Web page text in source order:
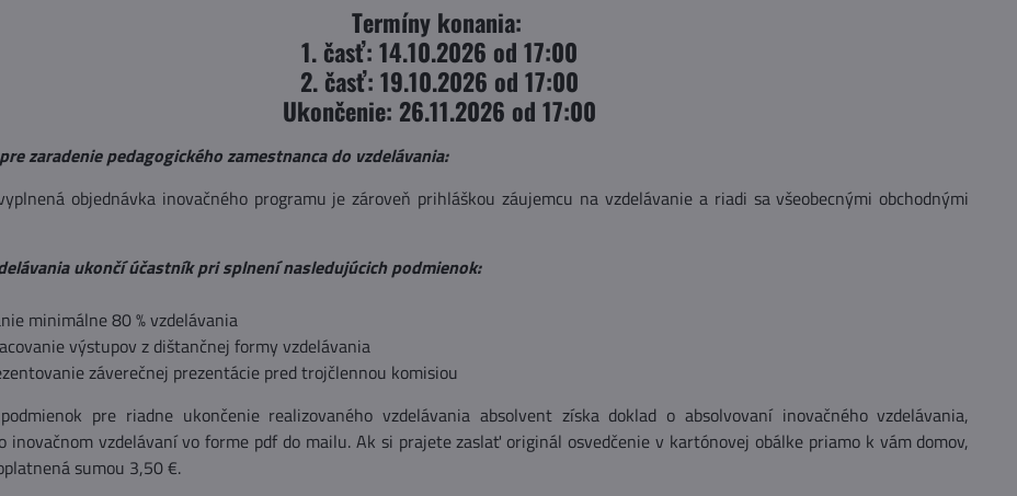
Termíny konania:
1. časť: 14.10.2026 od 17:00
2. časť: 19.10.2026 od 17:00
Ukončenie: 26.11.2026 od 17:00
zaradenie pedagogického zamestnanca do vzdelávania:
objednávka inovačného programu je zároveň prihláškou záujemcu na vzdelávanie a riadi sa všeobecnými obchodnými
ukončí účastník pri splnení nasledujúcich podmienok:
minimálne 80 % vzdelávania
výstupov z dištančnej formy vzdelávania
záverečnej prezentácie pred trojčlennou komisiou
pre riadne ukončenie realizovaného vzdelávania absolvent získa doklad o absolvovaní inovačného vzdelávania,
inovačnom vzdelávaní vo forme pdf do mailu. Ak si prajete zaslať originál osvedčenie v kartónovej obálke priamo k vám domov,
sumou 3,50 €.